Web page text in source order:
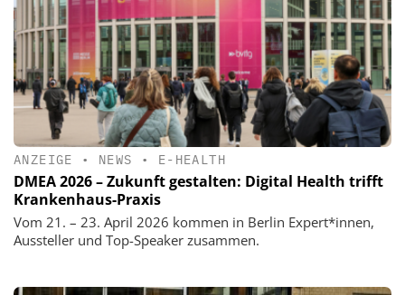
ANZEIGE • NEWS • E-HEALTH
DMEA 2026 – Zukunft gestalten: Digital Health trifft
Krankenhaus-Praxis
Vom 21. – 23. April 2026 kommen in Berlin Expert*innen,
Aussteller und Top-Speaker zusammen.